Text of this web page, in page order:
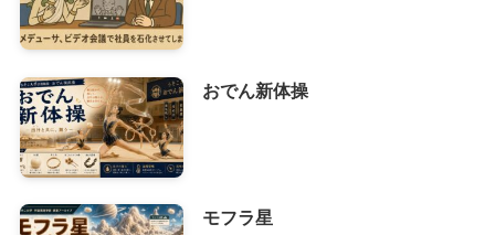
おでん新体操
モフラ星